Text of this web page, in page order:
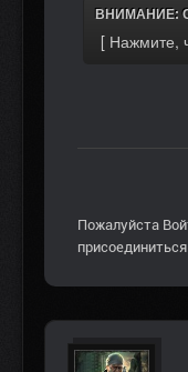
ВНИМАНИЕ:
Пожалуйста